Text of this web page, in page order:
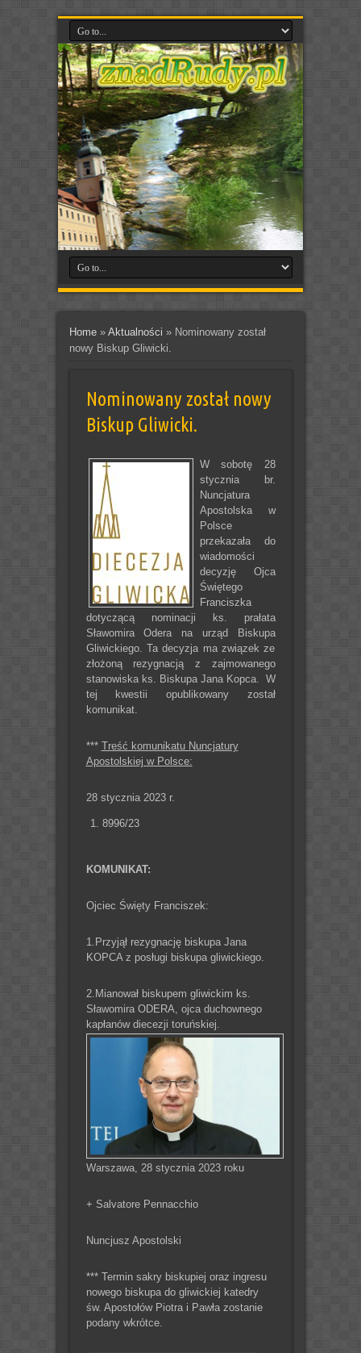
Home» Aktualności » Nominowany został
nowy Biskup Gliwicki.
Nominowany został nowy
Biskup Gliwicki.
W sobotę 28
stycznia br.
Nuncjatura
Apostolska w
Polsce
przekazała do
wiadomości
decyzję Ojca
Świętego
Franciszka
dotyczącą nominacji ks. prałata
Sławomira Odera na urząd Biskupa
Gliwickiego. Ta decyzja ma związek ze
złożoną rezygnacją z zajmowanego
stanowiska ks. Biskupa Jana Kopca. W
tej kwestii opublikowany został
komunikat.
*** Treść komunikatu Nuncjatury
Apostolskiej w Polsce:
28 stycznia 2023 r.
8996/23
KOMUNIKAT:
Ojciec Święty Franciszek:
1.Przyjął rezygnację biskupa Jana
KOPCA z posługi biskupa gliwickiego.
2.Mianował biskupem gliwickim ks.
Sławomira ODERA, ojca duchownego
kapłanów diecezji toruńskiej.
Warszawa, 28 stycznia 2023 roku
+ Salvatore Pennacchio
Nuncjusz Apostolski
*** Termin sakry biskupiej oraz ingresu
nowego biskupa do gliwickiej katedry
św. Apostołów Piotra i Pawła zostanie
podany wkrótce.